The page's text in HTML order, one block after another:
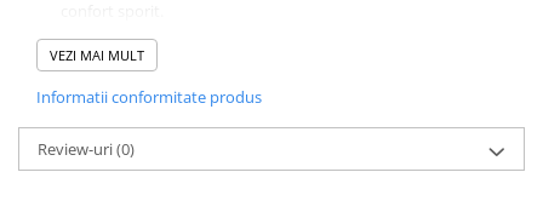
Instalare Ușoară
simplu de instalat.
o durată lungă de viață.
Versatilitate: Perfect pentru scări, coridoare și alte zone de
trecere din locuință.
Îmbunătățește funcționalitatea și estetica locuinței tale cu
VEZI MAI MULT
Informatii conformitate produs
Review-uri(0)